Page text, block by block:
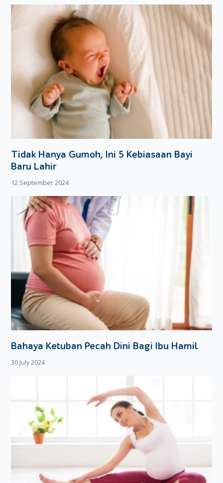
palstik. Lantas, tarik dan putar bagian ujung plastik.
Simpan semuanya di dalam
freezer hingga membeku.
Sangat mudah, bukan? Semoga Moms dapat mempraktikan
resep ini bersama si Kecil!
Tidak Hanya Gumoh, Ini 5 Kebiasaan Bayi
Baru Lahir
12 September 2024
Bahaya Ketuban Pecah Dini Bagi Ibu Hamil
30 July 2024